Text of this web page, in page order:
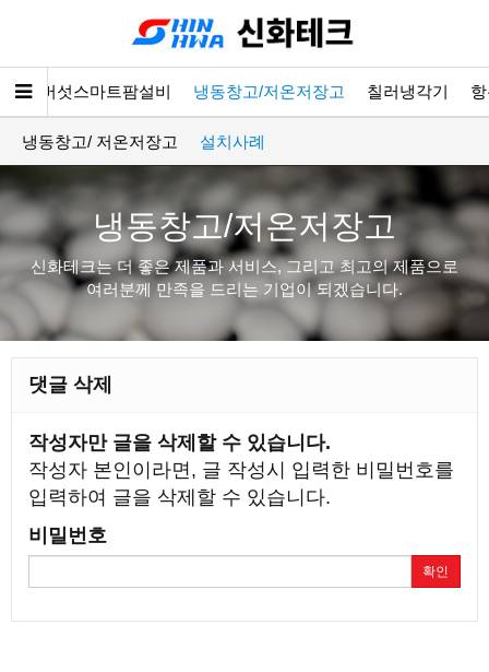
버섯스마트팜설비 냉동창고/저온저장고 칠러냉각기
냉동창고/ 저온저장고 설치사례
냉동창고/저온저장고
신화테크는 더 좋은 제품과 서비스, 그리고 최고의 제품으로
여러분께 만족을 드리는 기업이 되겠습니다.
댓글 삭제
작성자만 글을 삭제할 수 있습니다.
작성자 본인이라면, 글 작성시 입력한 비밀번호를
입력하여 글을 삭제할 수 있습니다.
비밀번호
확인